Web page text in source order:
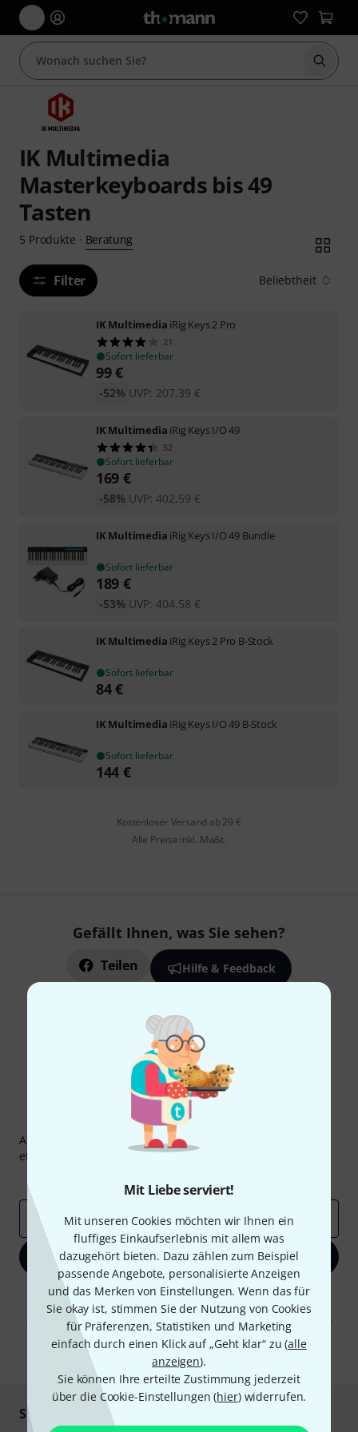
Mit Liebe serviert!
Mit unseren Cookies möchten wir Ihnen ein
fluffiges Einkaufserlebnis mit allem was
dazugehört bieten. Dazu zählen zum Beispiel
passende Angebote, personalisierte Anzeigen
und das Merken von Einstellungen. Wenn das für
Sie okay ist, stimmen Sie der Nutzung von Cookies
für Präferenzen, Statistiken und Marketing
einfach durch einen Klick auf „Geht klar“ zu (alle
anzeigen).
Sie können Ihre erteilte Zustimmung jederzeit
über die Cookie-Einstellungen (hier) widerrufen.
Suche
IK Multimedia
Masterkeyboards bis 49
Tasten
5 Produkte · Beratung
Filter Beliebtheit
IK Multimedia iRig Keys 2 Pro
21
Sofort lieferbar
99€
UVP: 207,39 €
-52%
IK Multimedia iRig Keys I/O 49
52
Sofort lieferbar
169 €
UVP: 402,59 €
-58%
IK Multimedia iRig Keys I/O 49 Bundle
Sofort lieferbar
189 €
UVP: 404,58 €
-53%
IK Multimedia iRig Keys 2 Pro B-Stock
Sofort lieferbar
84€
IK Multimedia iRig Keys I/O 49 B-Stock
Sofort lieferbar
144 €
Kostenloser Versand ab 29 €
Alle Preise inkl. MwSt.
Gefällt Ihnen, was Sie sehen?
Teilen Hilfe & Feedback
Thomann Newsletter
Abonniere den Thomann Newsletter und gewinne mit
etwas Glück einen von50 Gutscheinen
E-Mail-Adresse*
Jetzt anmelden
Mit Klick auf „Jetzt anmelden“ stimmen Sie dem Erhalt von E-Mail-
Werbung und einer Messung des E-Mail-Nutzungsverhaltens zu. Die
Abmeldung ist jederzeit möglich. Weitere Informationen finden Sie in
unserenDatenschutzhinweisen.
* Pflichtfeld
Sicher einkaufen & bezahlen